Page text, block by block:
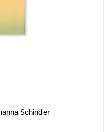
Schindler